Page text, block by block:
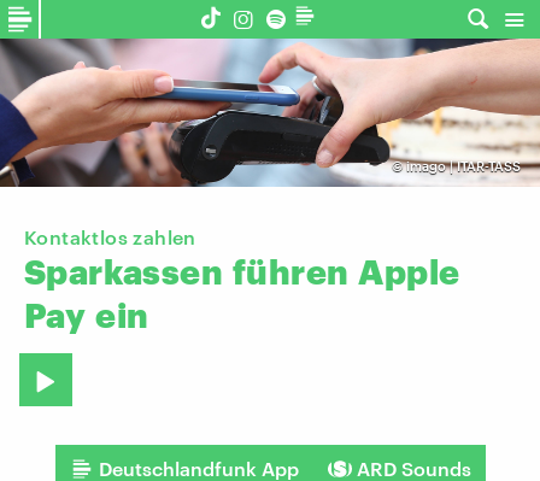
©imago | ITAR-TASS
Kontaktlos zahlen
Sparkassen führen Apple
Pay ein
Deutschlandfunk App ARD Sounds